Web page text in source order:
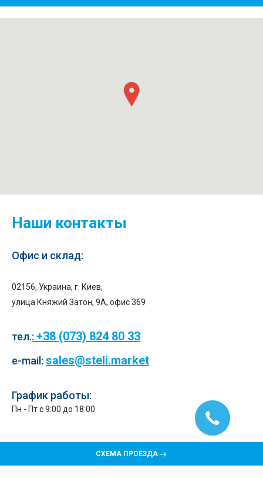
Наши контакты
Офис и склад:
02156, Украина, г. Киев,
улица Княжий Затон, 9А, офис 369
тел.: +38 (073) 824 80 33
e-mail: sales@steli.market
График работы:
Пн - Пт с 9:00 до 18:00
СХЕМА ПРОЕЗДА